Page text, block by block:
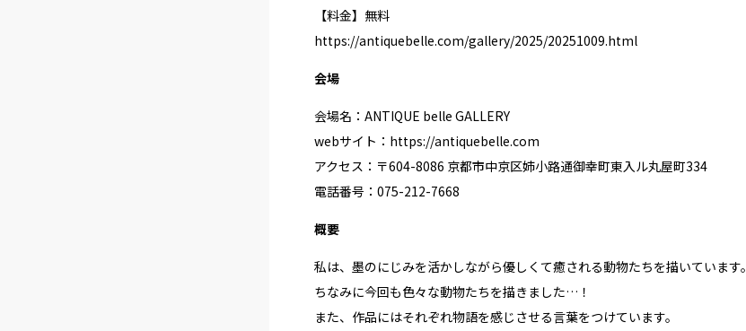
【料金】無料
https://antiquebelle.com/gallery/2025/20251009.html
会場
会場名：ANTIQUE belle GALLERY
webサイト： https://antiquebelle.com
アクセス：〒604-8086 京都市中京区姉小路通御幸町東入ル丸屋町334
電話番号：075-212-7668
概要
私は、墨のにじみを活かしながら優しくて癒される動物たちを描いています。
ちなみに今回も色々な動物たちを描きました…！
また、作品にはそれぞれ物語を感じさせる言葉をつけています。